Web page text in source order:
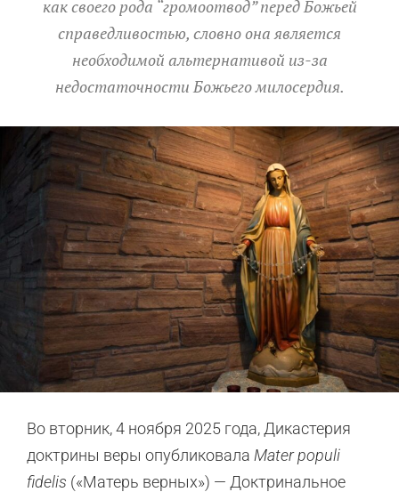
как своего рода “громоотвод” перед Божьей
справедливостью, словно она является
необходимой альтернативой из-за
недостаточности Божьего милосердия.
Во вторник, 4 ноября 2025 года, Дикастерия
доктрины веры опубликовала Mater populi
fidelis («Матерь верных») — Доктринальное